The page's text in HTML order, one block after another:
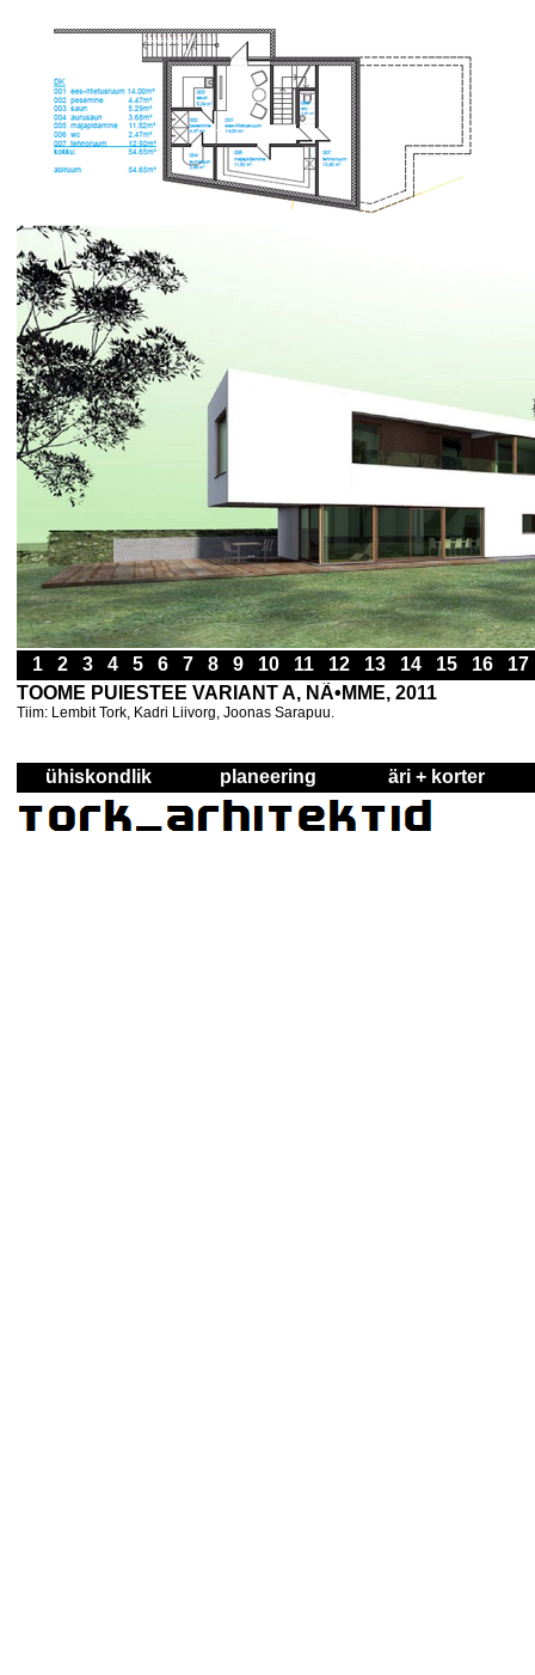
1 2 3 4 5 6 7 8 9 10 11 12 13 14 15 16
TOOME PUIESTEE VARIANT A, NÃ•MME, 2011
Tiim: Lembit Tork, Kadri Liivorg, Joonas Sarapuu.
ühiskondlik planeering äri + korter